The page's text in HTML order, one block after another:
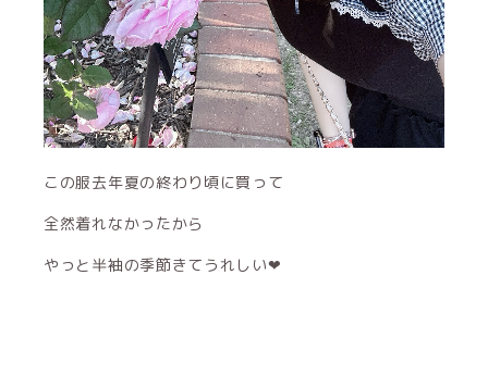
この服去年夏の終わり頃に買って
全然着れなかったから
やっと半袖の季節きてうれしい‪‪❤︎‬